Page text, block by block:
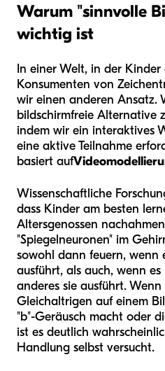
Warum "sinnvolle
wichtig ist
In einer Welt, in der Kinder
Konsumenten von
wir einen anderen Ansatz.
bildschirmfreie Alternative
indem wir ein interaktives
eine aktive Teilnahme
basiert auf
Wissenschaftliche
dass Kinder am besten
Altersgenossen
"Spiegelneuronen" im
sowohl dann feuern,
ausführt, als auch, wenn
anderes sie ausführt.
Gleichaltrigen auf einem
"b"-Geräusch macht oder
ist es deutlich
Handlung selbst versucht.